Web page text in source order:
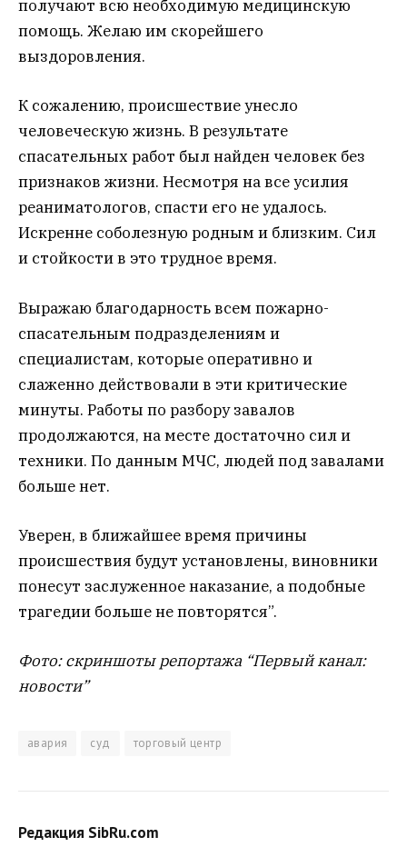
получают всю необходимую медицинскую
помощь. Желаю им скорейшего
выздоровления.
К сожалению, происшествие унесло
человеческую жизнь. В результате
спасательных работ был найден человек без
признаков жизни. Несмотря на все усилия
реаниматологов, спасти его не удалось.
Искренне соболезную родным и близким. Сил
и стойкости в это трудное время.
Выражаю благодарность всем пожарно-
спасательным подразделениям и
специалистам, которые оперативно и
слаженно действовали в эти критические
минуты. Работы по разбору завалов
продолжаются, на месте достаточно сил и
техники. По данным МЧС, людей под завалами
больше нет.
Уверен, в ближайшее время причины
происшествия будут установлены, виновники
понесут заслуженное наказание, а подобные
трагедии больше не повторятся”.
Фото: скриншоты репортажа “Первый канал:
новости”
авария суд торговый центр
Редакция SibRu.com